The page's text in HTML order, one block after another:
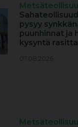
pysyy
puunhinnat ja
kysyntä
07.08.2026